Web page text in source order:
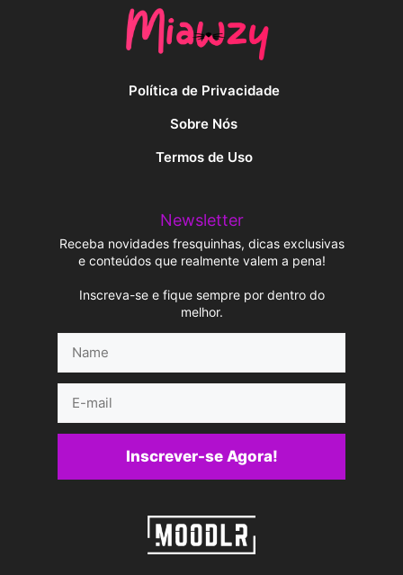
Política de Privacidade
Sobre Nós
Termos de Uso
Newsletter
Receba novidades fresquinhas, dicas exclusivas
e conteúdos que realmente valem a pena!
Inscreva-se e fique sempre por dentro do
melhor.
mail
Inscrever-se Agora!